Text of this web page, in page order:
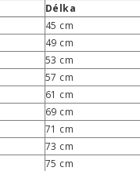
Délka
45 cm
49 cm
53 cm
57 cm
61 cm
69 cm
71 cm
73 cm
75 cm